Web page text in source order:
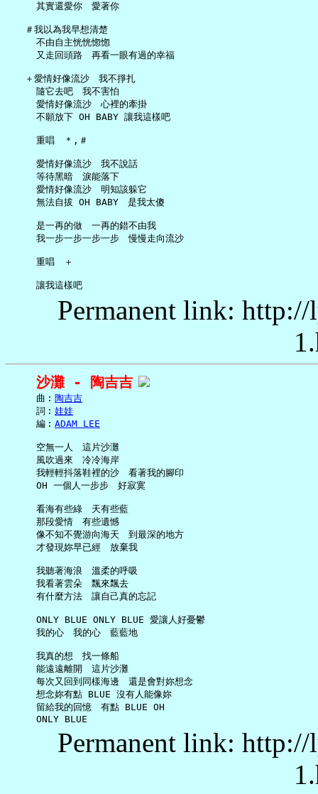
     其實還愛你　愛著你
   ＃我以為我早想清楚
     不由自主恍恍惚惚
     又走回頭路　再看一眼有過的幸福
   ＋愛情好像流沙　我不掙扎
     隨它去吧　我不害怕
     愛情好像流沙　心裡的牽掛
     不願放下 OH BABY 讓我這樣吧
     重唱　＊,＃
     愛情好像流沙　我不說話
     等待黑暗　淚能落下
     愛情好像流沙　明知該躲它
     無法自拔 OH BABY　是我太傻
     是一再的做　一再的錯不由我
     我一步一步一步一步　慢慢走向流沙
     重唱　＋
Permanent link:
沙灘 - 陶吉吉
     曲︰
陶吉吉
     詞︰
娃娃
     編︰
ADAM LEE
     空無一人　這片沙灘
     風吹過來　冷冷海岸
     我輕輕抖落鞋裡的沙　看著我的腳印
     OH 一個人一步步　好寂寞
     看海有些綠　天有些藍
     那段愛情　有些遺憾
     像不知不覺游向海天　到最深的地方
     才發現妳早已經　放棄我
     我聽著海浪　溫柔的呼吸
     我看著雲朵　飄來飄去
     有什麼方法　讓自己真的忘記
     ONLY BLUE ONLY BLUE 愛讓人好憂鬱
     我的心　我的心　藍藍地
     我真的想　找一條船
     能遠遠離開　這片沙灘
     每次又回到同樣海邊　還是會對妳想念
     想念妳有點 BLUE 沒有人能像妳
     留給我的回憶　有點 BLUE OH
Permanent link: